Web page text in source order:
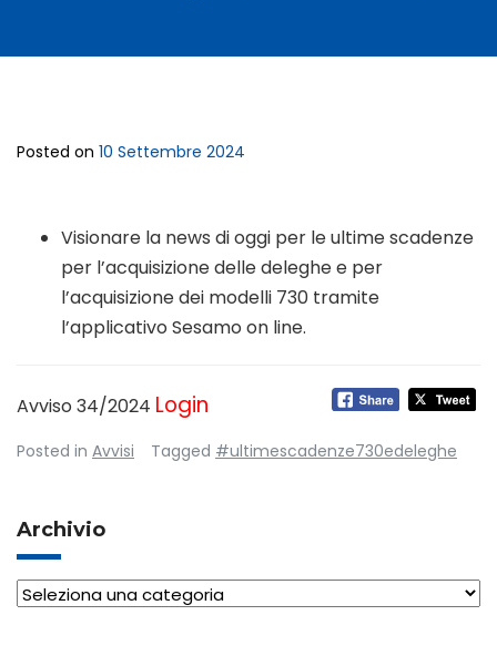
Posted on 10 Settembre 2024
Visionare la news di oggi per le ultime scadenze
per l’acquisizione delle deleghe e per
l’acquisizione dei modelli 730 tramite
l’applicativo Sesamo on line.
Avviso 34/2024 Login
Posted in Avvisi Tagged #ultimescadenze730edeleghe
Archivio
Archivio